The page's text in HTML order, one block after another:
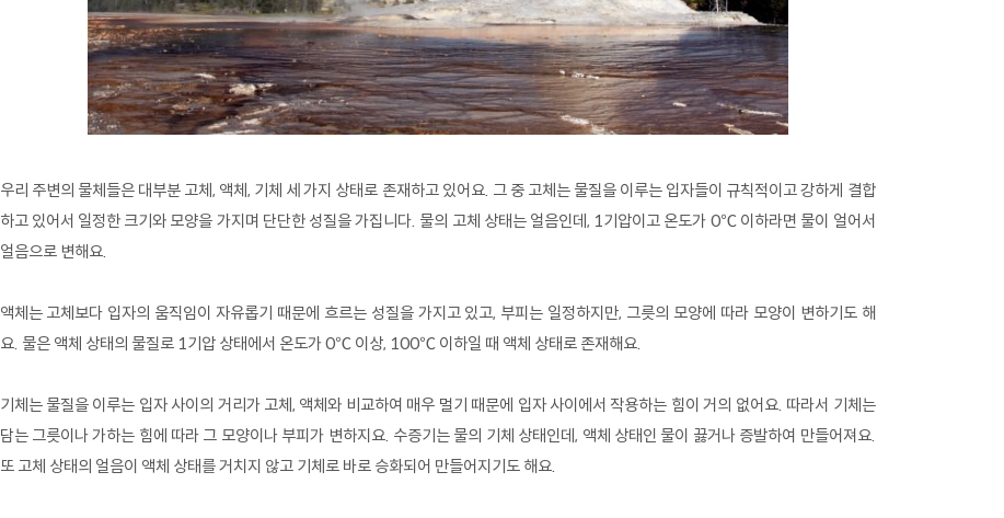
우리 주변의 물체들은 대부분 고체, 액체, 기체 세 가지 상태로 존재하고 있어요. 그 중 고체는 물질을 이루는 입자들이 규칙적이고 강하게 결합
하고 있어서 일정한 크기와 모양을 가지며 단단한 성질을 가집니다. 물의 고체 상태는 얼음인데, 1기압이고 온도가 0℃ 이하라면 물이 얼어서
얼음으로 변해요.
액체는 고체보다 입자의 움직임이 자유롭기 때문에 흐르는 성질을 가지고 있고, 부피는 일정하지만, 그릇의 모양에 따라 모양이 변하기도 해
요. 물은 액체 상태의 물질로 1기압 상태에서 온도가 0℃ 이상, 100℃ 이하일 때 액체 상태로 존재해요.
기체는 물질을 이루는 입자 사이의 거리가 고체, 액체와 비교하여 매우 멀기 때문에 입자 사이에서 작용하는 힘이 거의 없어요. 따라서 기체는
담는 그릇이나 가하는 힘에 따라 그 모양이나 부피가 변하지요. 수증기는 물의 기체 상태인데, 액체 상태인 물이 끓거나 증발하여 만들어져요.
또 고체 상태의 얼음이 액체 상태를 거치지 않고 기체로 바로 승화되어 만들어지기도 해요.